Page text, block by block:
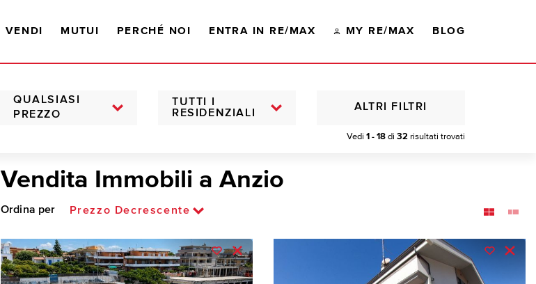
VENDI MUTUI PERCHÉ NOI ENTRA IN RE/MAX MY RE/MAX BLOG
QUALSIASI
PREZZO
TUTTI I
RESIDENZIALI
Vedi 1 - 18 di 32 risultati trovati
ALTRI FILTRI
Vendita Immobili a Anzio
Ordina per Prezzo Decrescente